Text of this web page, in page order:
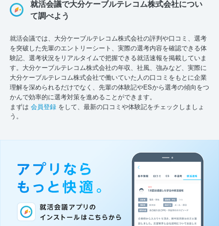
就活会議で大分ケーブルテレコム株式会社につい
て調べよう
就活会議では、大分ケーブルテレコム株式会社の評判や口コミ、選考
を突破した先輩のエントリーシート、実際の選考内容を確認できる体
験記、選考状況をリアルタイムで把握できる就活速報を掲載していま
す。大分ケーブルテレコム株式会社の年収、社風、強みなど、実際に
大分ケーブルテレコム株式会社で働いていた人の口コミをもとに企業
理解を深められるだけでなく、先輩の体験記やESから選考の傾向をつ
かんで効率的に選考対策を進めることができます。
まずは 会員登録 をして、最新の口コミや体験記をチェックしましょ
う。